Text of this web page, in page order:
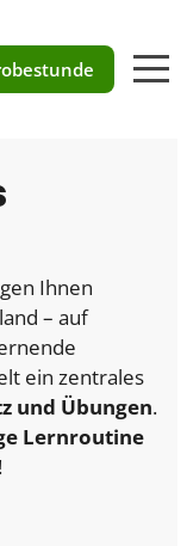
Ihnen
– auf
ein zentrales
und Übungen.
Lernroutine